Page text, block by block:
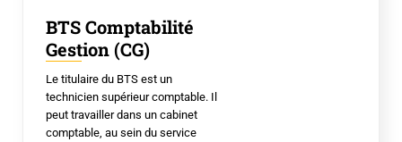
BTS Comptabilité
Gestion (CG)
Le titulaire du BTS est un
technicien supérieur comptable. Il
peut travailler dans un cabinet
comptable, au sein du service